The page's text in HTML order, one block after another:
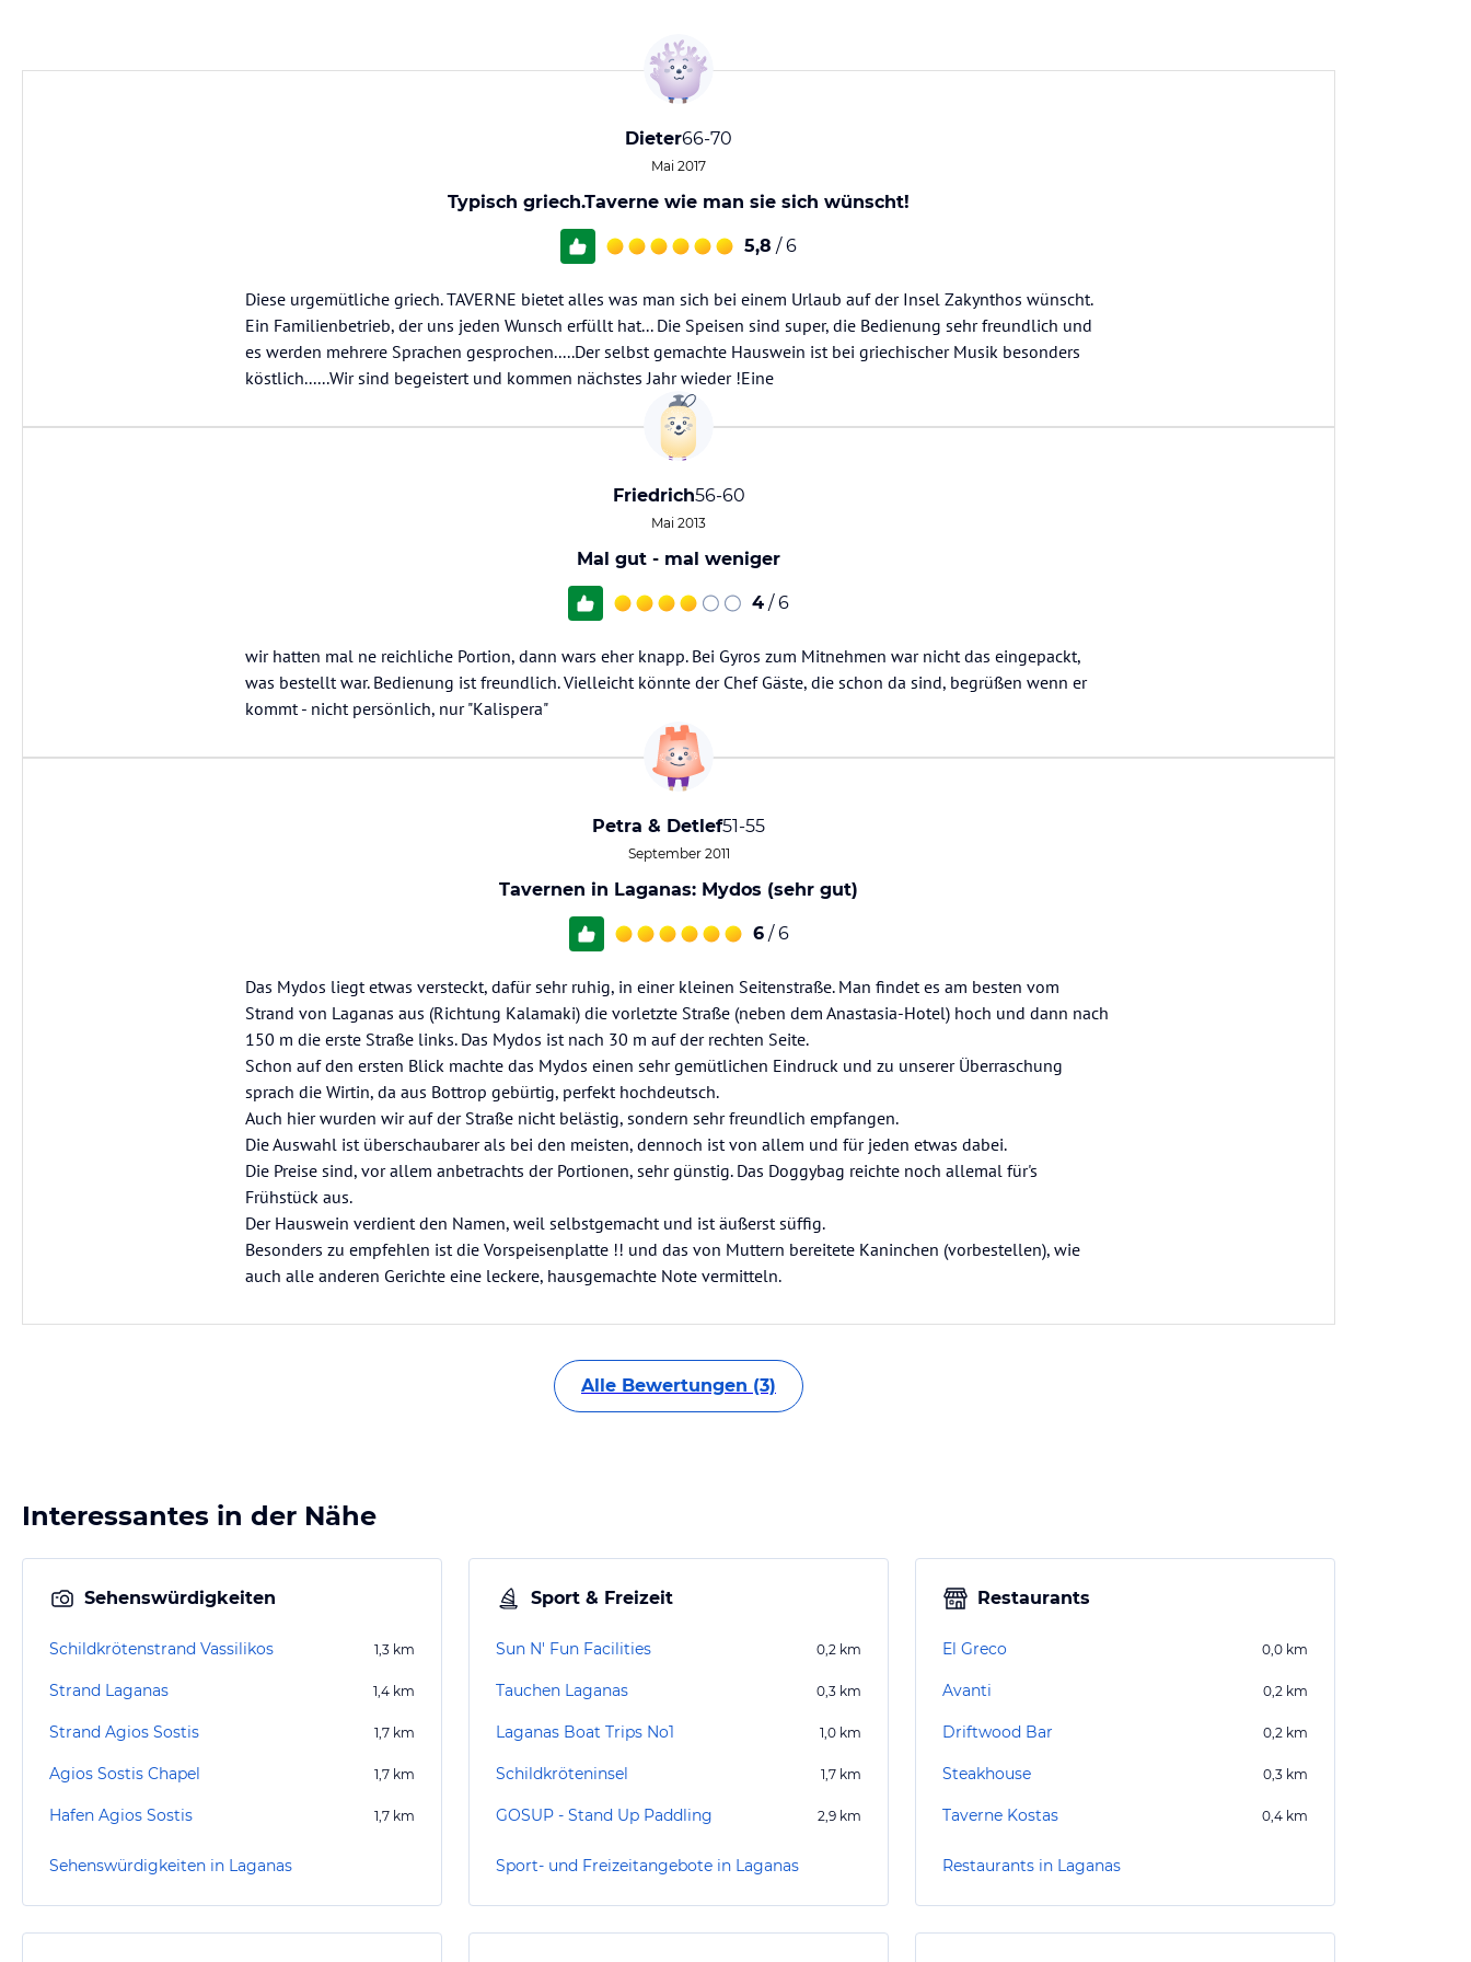
Dieter66-70
Mai 2017
Typisch griech.Taverne wie man sie sich wünscht!
5,8 / 6
Diese urgemütliche griech. TAVERNE bietet alles was man sich bei einem Urlaub auf der Insel Zakynthos wünscht.
Ein Familienbetrieb, der uns jeden Wunsch erfüllt hat... Die Speisen sind super, die Bedienung sehr freundlich und
es werden mehrere Sprachen gesprochen.....Der selbst gemachte Hauswein ist bei griechischer Musik besonders
köstlich......Wir sind begeistert und kommen nächstes Jahr wieder !Eine
Friedrich56-60
Mai 2013
Mal gut - mal weniger
4 / 6
wir hatten mal ne reichliche Portion, dann wars eher knapp. Bei Gyros zum Mitnehmen war nicht das eingepackt,
was bestellt war. Bedienung ist freundlich. Vielleicht könnte der Chef Gäste, die schon da sind, begrüßen wenn er
kommt - nicht persönlich, nur "Kalispera"
Petra & Detlef51-55
September 2011
Tavernen in Laganas: Mydos (sehr gut)
6 / 6
Das Mydos liegt etwas versteckt, dafür sehr ruhig, in einer kleinen Seitenstraße. Man findet es am besten vom
Strand von Laganas aus (Richtung Kalamaki) die vorletzte Straße (neben dem Anastasia-Hotel) hoch und dann nach
150 m die erste Straße links. Das Mydos ist nach 30 m auf der rechten Seite.
Schon auf den ersten Blick machte das Mydos einen sehr gemütlichen Eindruck und zu unserer Überraschung
sprach die Wirtin, da aus Bottrop gebürtig, perfekt hochdeutsch.
Auch hier wurden wir auf der Straße nicht belästig, sondern sehr freundlich empfangen.
Die Auswahl ist überschaubarer als bei den meisten, dennoch ist von allem und für jeden etwas dabei.
Die Preise sind, vor allem anbetrachts der Portionen, sehr günstig. Das Doggybag reichte noch allemal für's
Frühstück aus.
Der Hauswein verdient den Namen, weil selbstgemacht und ist äußerst süffig.
Besonders zu empfehlen ist die Vorspeisenplatte !! und das von Muttern bereitete Kaninchen (vorbestellen), wie
auch alle anderen Gerichte eine leckere, hausgemachte Note vermitteln.
Alle Bewertungen (3)
Interessantes in der Nähe
Sehenswürdigkeiten
Schildkrötenstrand Vassilikos 1,3 km
Strand Laganas 1,4 km
Strand Agios Sostis 1,7 km
Agios Sostis Chapel 1,7 km
Hafen Agios Sostis 1,7 km
Sehenswürdigkeiten in Laganas
Sport & Freizeit
Sun N' Fun Facilities 0,2 km
Tauchen Laganas 0,3 km
Laganas Boat Trips No1 1,0 km
Schildkröteninsel 1,7 km
GOSUP - Stand Up Paddling 2,9 km
Sport- und Freizeitangebote in Laganas
Restaurants
El Greco 0,0 km
Avanti 0,2 km
Driftwood Bar 0,2 km
Steakhouse 0,3 km
Taverne Kostas 0,4 km
Restaurants in Laganas